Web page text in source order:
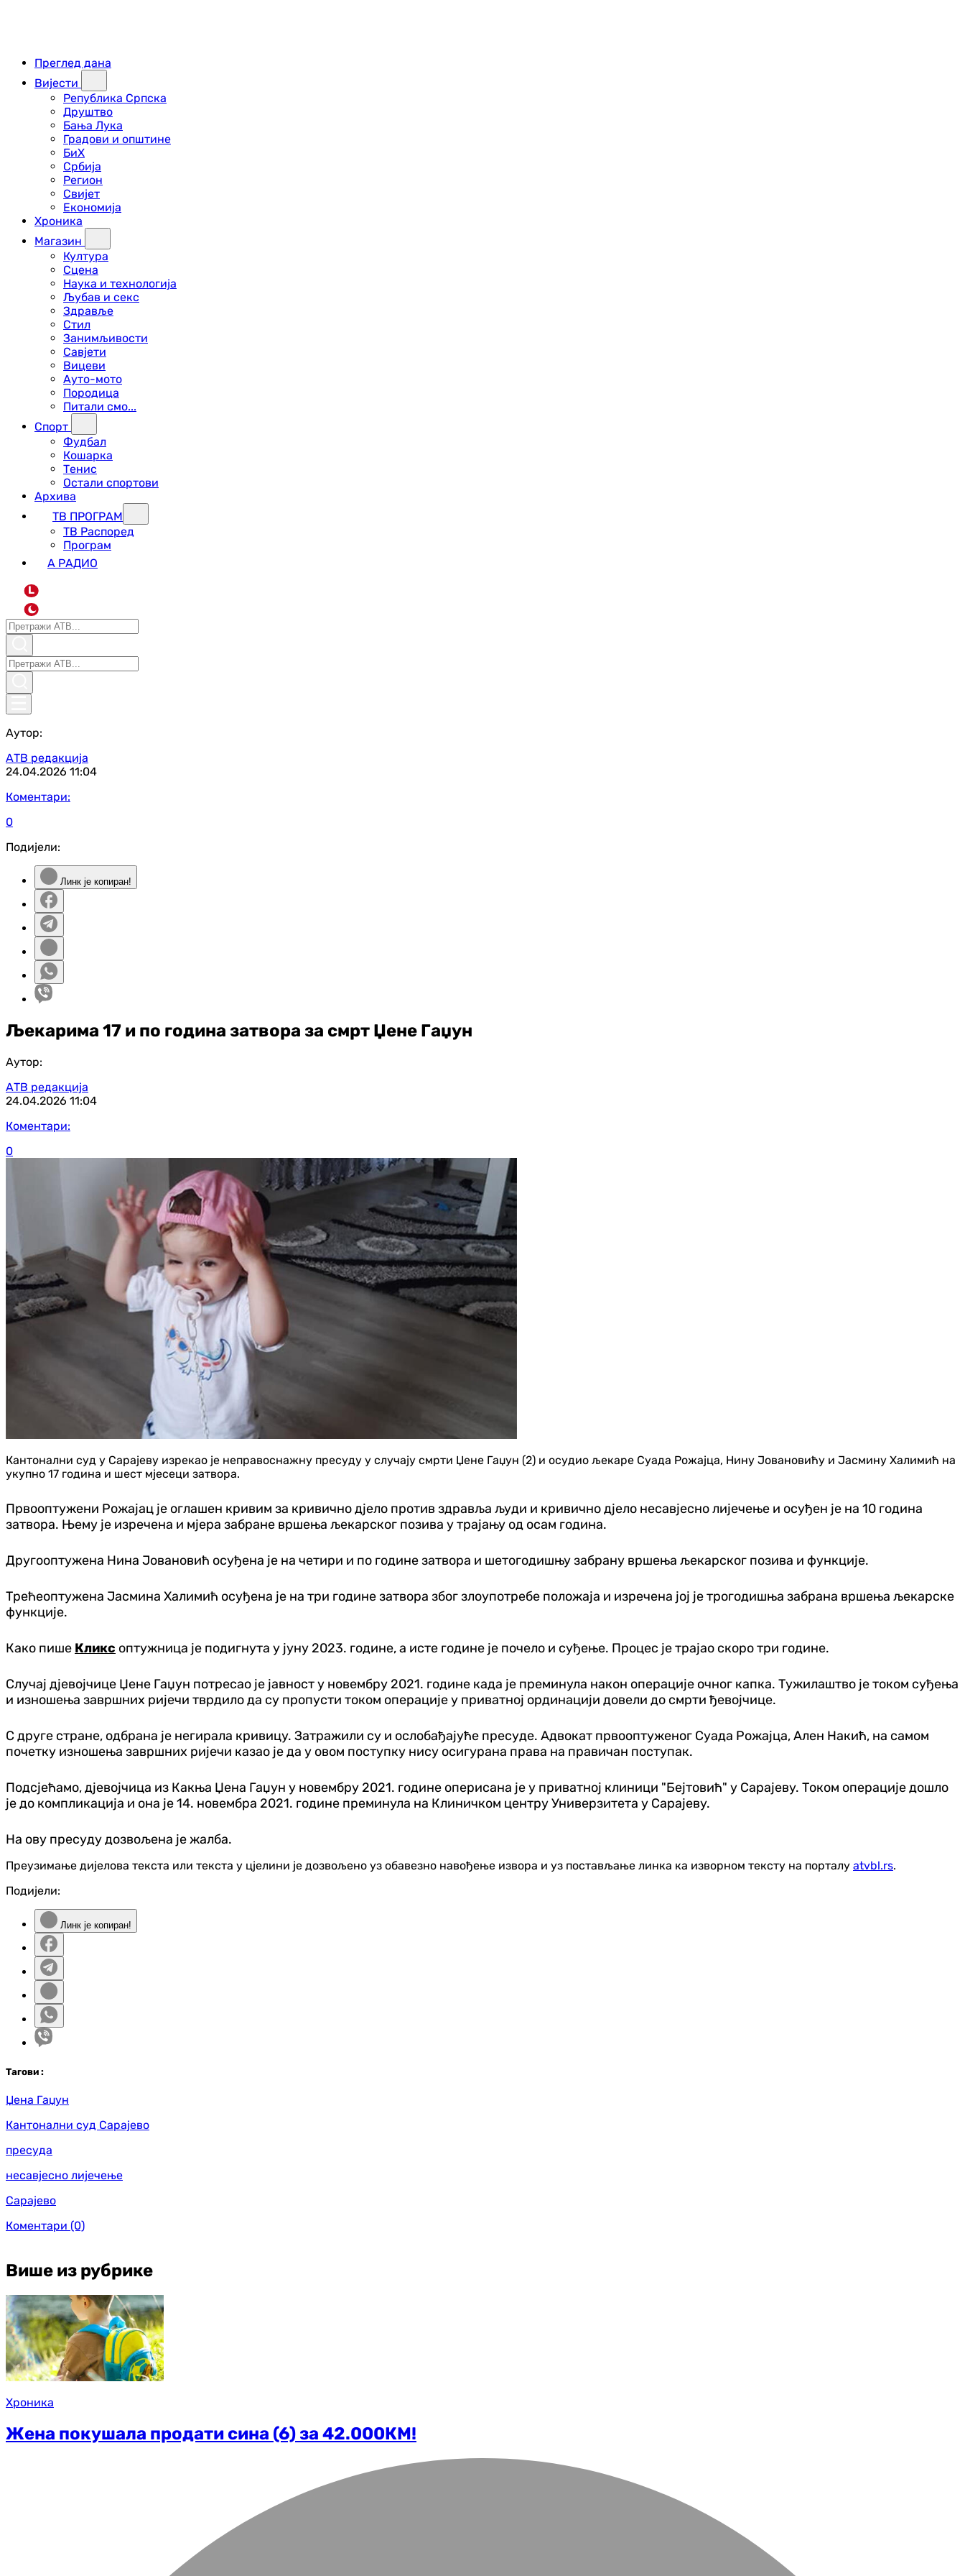
Преглед дана
Вијести
Република Српска
Друштво
Бања Лука
Градови и општине
БиХ
Србија
Регион
Свијет
Економија
Хроника
Магазин
Култура
Сцена
Наука и технологија
Љубав и секс
Здравље
Стил
Занимљивости
Савјети
Вицеви
Ауто-мото
Породица
Питали смо...
Спорт
Фудбал
Кошарка
Тенис
Остали спортови
Архива
ТВ ПРОГРАМ
ТВ Распоред
Програм
А РАДИО
L
Аутор:
АТВ редакција
24.04.2026 11:04
Коментари:
0
Подијели:
Линк је копиран!
Љекарима 17 и по година затвора за смрт Џене Гаџун
Аутор:
АТВ редакција
24.04.2026 11:04
Коментари:
0
Кантонални суд у Сарајеву изрекао је неправоснажну пресуду у случају смрти Џене Гаџун (2) и осудио љекаре Суада Рожајца, Нину Јовановићу и Јасмину Халимић на
укупно 17 година и шест мјесеци затвора.
Првооптужени Рожајац је оглашен кривим за кривично дјело против здравља људи и кривично дјело несавјесно лијечење и осуђен је на 10 година
затвора. Њему је изречена и мјера забране вршења љекарског позива у трајању од осам година.
Другооптужена Нина Јовановић осуђена је на четири и по године затвора и шетогодишњу забрану вршења љекарског позива и функције.
Трећеоптужена Јасмина Халимић осуђена је на три године затвора због злоупотребе положаја и изречена јој је трогодишња забрана вршења љекарске
функције.
Како пише Кликс оптужница је подигнута у јуну 2023. године, а исте године је почело и суђење. Процес је трајао скоро три године.
Случај дјевојчице Џене Гаџун потресао је јавност у новембру 2021. године када је преминула након операције очног капка. Тужилаштво је током суђења
и изношења завршних ријечи тврдило да су пропусти током операције у приватној ординацији довели до смрти ђевојчице.
С друге стране, одбрана је негирала кривицу. Затражили су и ослобађајуће пресуде. Адвокат првооптуженог Суада Рожајца, Ален Накић, на самом
почетку изношења завршних ријечи казао је да у овом поступку нису осигурана права на правичан поступак.
Подсјећамо, дјевојчица из Какња Џена Гаџун у новембру 2021. године оперисана је у приватној клиници "Бејтовић" у Сарајеву. Током операције дошло
је до компликација и она је 14. новембра 2021. године преминула на Клиничком центру Универзитета у Сарајеву.
На ову пресуду дозвољена је жалба.
Преузимање дијелова текста или текста у цјелини је дозвољено уз обавезно навођење извора и уз постављање линка ка изворном тексту на порталу atvbl.rs.
Подијели:
Линк је копиран!
Тагови :
Џена Гаџун
Кантонални суд Сарајево
пресуда
несавјесно лијечење
Сарајево
Коментари (0)
Више из рубрике
Хроника
Жена покушала продати сина (6) за 42.000КМ!